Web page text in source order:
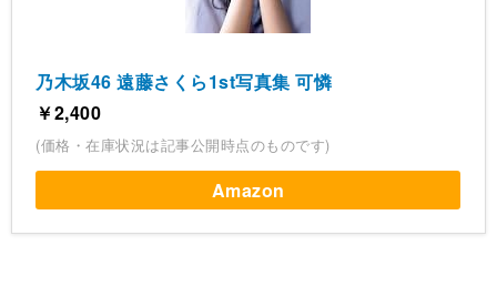
乃木坂46 遠藤さくら1st写真集 可憐
￥2,400
(価格・在庫状況は記事公開時点のものです)
Amazon